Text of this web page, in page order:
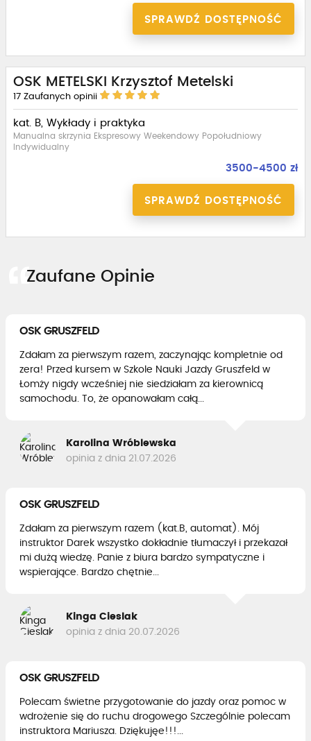
SPRAWDŹ DOSTĘPNOŚĆ
OSK METELSKI Krzysztof Metelski
17 Zaufanych opinii
kat. B, Wykłady i praktyka
Manualna skrzynia Ekspresowy Weekendowy Popołudniowy
Indywidualny
3500-4500 zł
SPRAWDŹ DOSTĘPNOŚĆ
Zaufane Opinie
OSK GRUSZFELD
Zdałam za pierwszym razem, zaczynając kompletnie od
zera! Przed kursem w Szkole Nauki Jazdy Gruszfeld w
Łomży nigdy wcześniej nie siedziałam za kierownicą
samochodu. To, że opanowałam całą...
Karolina Wróblewska
opinia z dnia 21.07.2026
OSK GRUSZFELD
Zdałam za pierwszym razem (kat.B, automat). Mój
instruktor Darek wszystko dokładnie tłumaczył i przekazał
mi dużą wiedzę. Panie z biura bardzo sympatyczne i
wspierające. Bardzo chętnie...
Kinga Cieslak
opinia z dnia 20.07.2026
OSK GRUSZFELD
Polecam świetne przygotowanie do jazdy oraz pomoc w
wdrożenie się do ruchu drogowego Szczególnie polecam
instruktora Mariusza. Dziękujęe!!!...